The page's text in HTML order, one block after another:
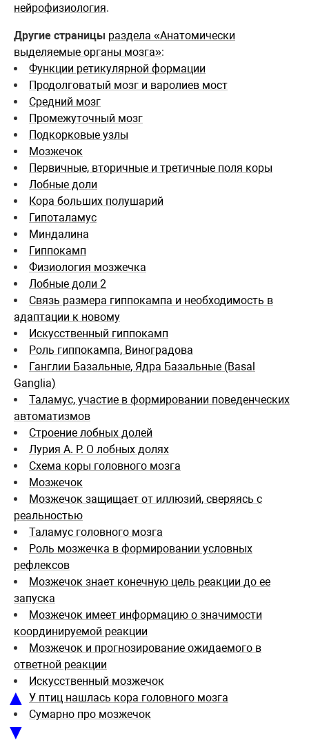
нейрофизиология.
Другие страницы раздела «Анатомически
выделяемые органы мозга»:
Функции ретикулярной формации
Продолговатый мозг и варолиев мост
Средний мозг
Промежуточный мозг
Подкорковые узлы
Мозжечок
Первичные, вторичные и третичные поля коры
Лобные доли
Кора больших полушарий
Гипоталамус
Миндалина
Гиппокамп
Физиология мозжечка
Лобные доли 2
Связь размера гиппокампа и необходимость в
адаптации к новому
Искусственный гиппокамп
Роль гиппокампа, Виноградова
Ганглии Базальные, Ядра Базальные (Basal
Ganglia)
Таламус, участие в формировании поведенческих
автоматизмов
Строение лобных долей
Лурия А. Р. О лобных долях
Схемa коры головного мозгa
Мозжечок
Мозжечок защищает от иллюзий, сверяясь с
реальностью
Таламус головного мозга
Роль мозжечка в формировании условных
рефлексов
Мозжечок знает конечную цель реакции до ее
запуска
Мозжечок имеет информацию о значимости
координируемой реакции
Мозжечок и прогнозирование ожидаемого в
ответной реакции
Искусственный мозжечок
У птиц нашлась кора головного мозга
Сумарно про мозжечок
▲
▼